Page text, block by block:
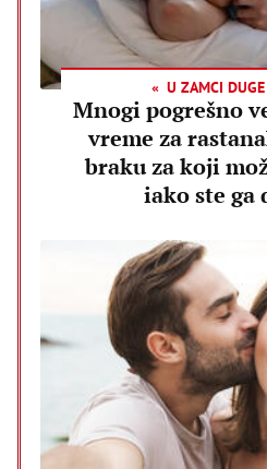
U ZAMCI
Mnogi pogrešno
vreme za
braku za koji
iako ste ga